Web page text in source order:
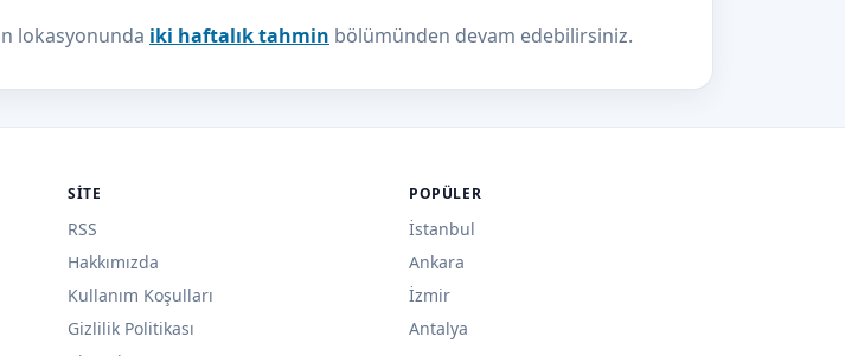
lokasyonunda iki haftalık tahmin bölümünden devam edebilirsiniz.
SITE
RSS
Hakkımızda
Kullanım Koşulları
Gizlilik Politikası
POPÜLER
İstanbul
Ankara
İzmir
Antalya